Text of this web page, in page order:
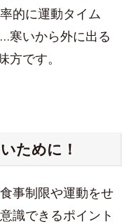
的に運動タイム
寒いから外に出る
です。
ために！
事制限や運動をせ
識できるポイント